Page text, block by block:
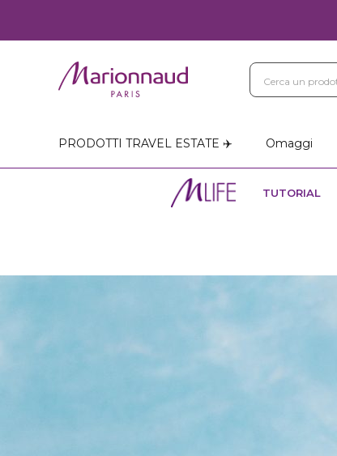
PRODOTTI TRAVEL ESTATE ✈️ Omaggi
TUTORIAL